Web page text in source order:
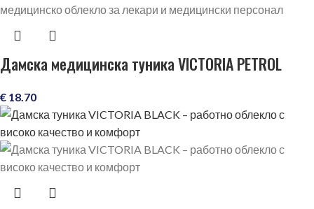
Дамска медицинска туника VICTORIA PETROL
€ 18.70